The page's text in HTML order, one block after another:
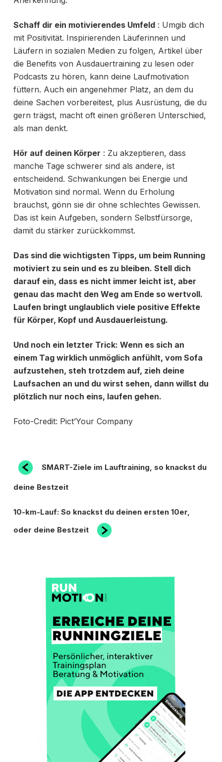
Schaff dir ein motivierendes Umfeld: Umgib dich
mit Positivität. Inspirierenden Läuferinnen und
Läufern in sozialen Medien zu folgen, Artikel über
die Benefits von Ausdauertraining zu lesen oder
Podcasts zu hören, kann deine Laufmotivation
füttern. Auch ein angenehmer Platz, an dem du
deine Sachen vorbereitest, plus Ausrüstung, die du
gern trägst, macht oft einen größeren Unterschied,
als man denkt.
Hör auf deinen Körper : Zu akzeptieren, dass
manche Tage schwerer sind als andere, ist
entscheidend. Schwankungen bei Energie und
Motivation sind normal. Wenn du Erholung
brauchst, gönn sie dir ohne schlechtes Gewissen.
Das ist kein Aufgeben, sondern Selbstfürsorge,
damit du stärker zurückkommst.
Das sind die wichtigsten Tipps, um beim Running
motiviert zu sein und es zu bleiben. Stell dich
darauf ein, dass es nicht immer leicht ist, aber
genau das macht den Weg am Ende so wertvoll.
Laufen bringt unglaublich viele positive Effekte
für Körper, Kopf und Ausdauerleistung.
Und noch ein letzter Trick: Wenn es sich an
einem Tag wirklich unmöglich anfühlt, vom Sofa
aufzustehen, steh trotzdem auf, zieh deine
Laufsachen an und du wirst sehen, dann willst du
plötzlich nur noch eins, laufen gehen.
Foto-Credit: Pict’Your Company
BEITRAGSNAVIGATION
Vorheriger
Beitrag
SMART-Ziele im Lauftraining, so knackst du
deine Bestzeit
Nächster
10-km-Lauf: So knackst du deinen ersten 10er,
oder deine Bestzeit